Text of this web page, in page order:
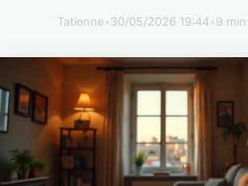
Tatienne•30/05/2026 19:44•9